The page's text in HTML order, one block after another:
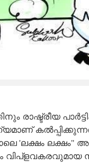
രാഷ്ട്രീയ
'ലക്ഷം ലക്ഷം"